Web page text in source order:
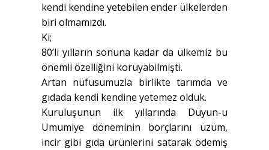
kendi kendine yetebilen ender ülkelerden
biri olmamızdı.
Ki;
80’li yılların sonuna kadar da ülkemiz bu
önemli özelliğini koruyabilmişti.
Artan nüfusumuzla birlikte tarımda ve
gıdada kendi kendine yetemez olduk.
Kuruluşunun ilk yıllarında Düyun-u
Umumiye döneminin borçlarını üzüm,
incir gibi gıda ürünlerini satarak ödemiş